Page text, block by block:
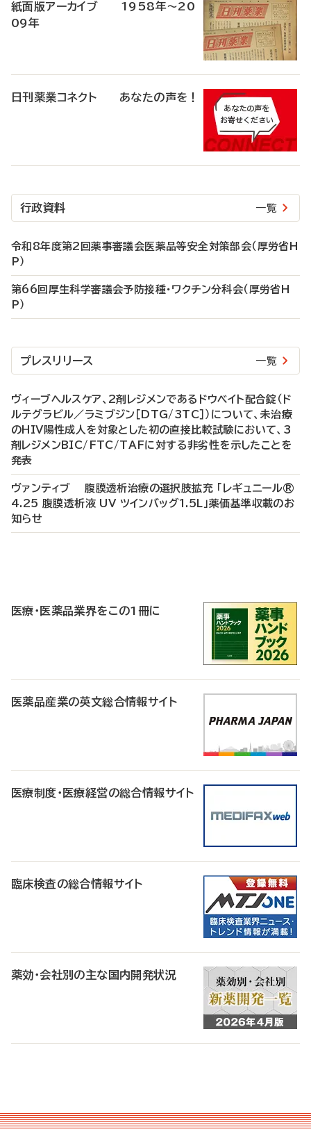
紙面版アーカイブ 1958年～20
09年
日刊薬業コネクト あなたの声を！
行政資料 一覧
令和8年度第2回薬事審議会医薬品等安全対策部会（厚労省H
P）
第66回厚生科学審議会予防接種・ワクチン分科会（厚労省H
P）
プレスリリース 一覧
ヴィーブヘルスケア、2剤レジメンであるドウベイト配合錠（ド
ルテグラビル／ラミブジン［DTG/3TC］）について、未治療
のHIV陽性成人を対象とした初の直接比較試験において、3
剤レジメンBIC/FTC/TAFに対する非劣性を示したことを
発表
ヴァンティブ 腹膜透析治療の選択肢拡充 「レギュニール®
4.25 腹膜透析液 UV ツインバッグ1.5L」薬価基準収載のお
知らせ
医療・医薬品業界をこの1冊に
医薬品産業の英文総合情報サイト
医療制度・医療経営の総合情報サイト
臨床検査の総合情報サイト
薬効・会社別の主な国内開発状況